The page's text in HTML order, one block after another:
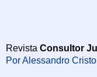
Revista Consultor
Por Alessandro Cristo